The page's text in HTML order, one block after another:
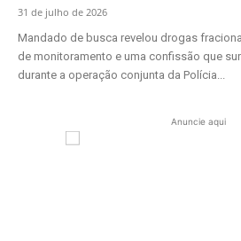
31 de julho de 2026
Mandado de busca revelou drogas
de monitoramento e uma confissão que
durante a operação conjunta da Polícia...
Anuncie aqui